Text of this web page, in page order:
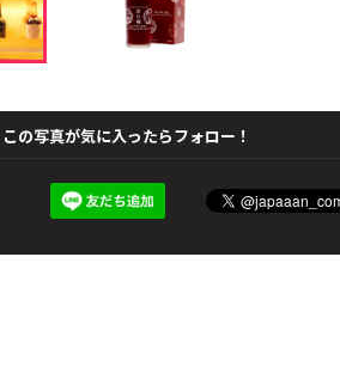
この写真が気に入ったらフォロー！